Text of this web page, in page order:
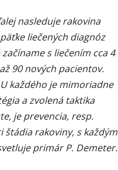
nasleduje rakovina
liečených diagnóz
s liečením cca 4
90 nových pacientov.
každého je mimoriadne
a zvolená taktika
je prevencia, resp.
štádia rakoviny, s každým
primár P. Demeter.